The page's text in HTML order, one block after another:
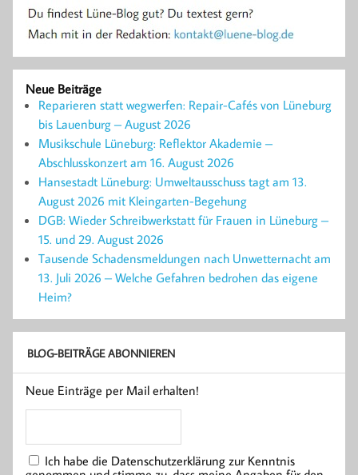
Neue Beiträge
Reparieren statt wegwerfen: Repair-Cafés von Lüneburg
bis Lauenburg – August 2026
Musikschule Lüneburg: Reflektor Akademie –
Abschlusskonzert am 16. August 2026
Hansestadt Lüneburg: Umweltausschuss tagt am 13.
August 2026 mit Kleingarten-Begehung
DGB: Wieder Schreibwerkstatt für Frauen in Lüneburg –
15. und 29. August 2026
Tausende Schadensmeldungen nach Unwetternacht am
13. Juli 2026 – Welche Gefahren bedrohen das eigene
Heim?
BLOG-BEITRÄGE ABONNIEREN
Neue Einträge per Mail erhalten!
Ich habe die Datenschutzerklärung zur Kenntnis